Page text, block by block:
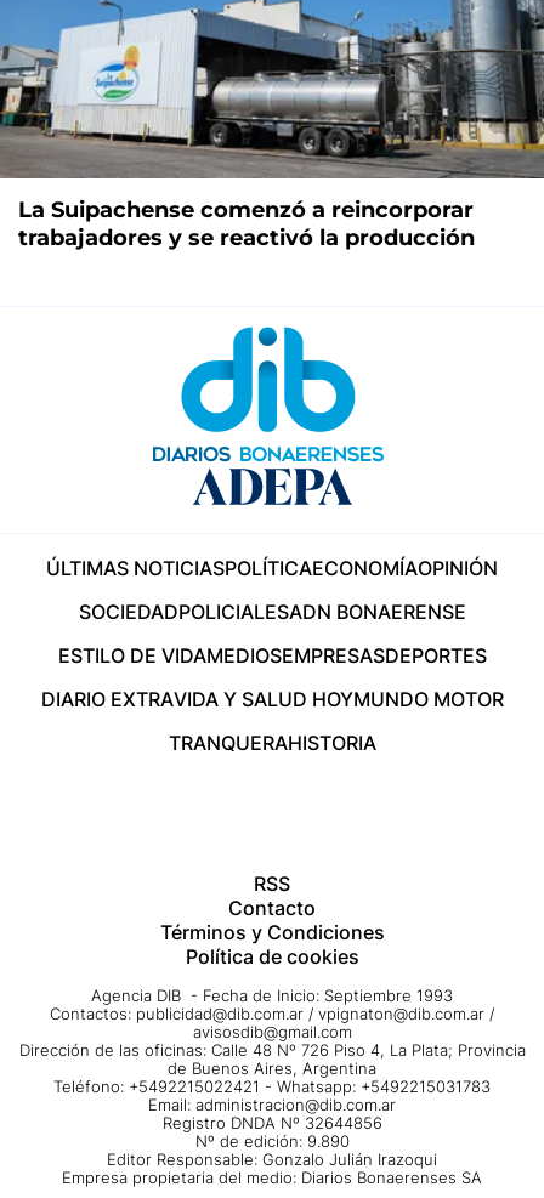
La Suipachense comenzó a reincorporar
trabajadores y se reactivó la producción
ÚLTIMAS NOTICIASPOLÍTICAECONOMÍAOPINIÓN
SOCIEDADPOLICIALESADN BONAERENSE
ESTILO DE VIDAMEDIOSEMPRESASDEPORTES
DIARIO EXTRAVIDA Y SALUD HOYMUNDO MOTOR
TRANQUERAHISTORIA
RSS
Contacto
Términos y Condiciones
Política de cookies
Agencia DIB - Fecha de Inicio: Septiembre 1993
Contactos: publicidad@dib.com.ar / vpignaton@dib.com.ar /
avisosdib@gmail.com
Dirección de las oficinas: Calle 48 Nº 726 Piso 4, La Plata; Provincia
de Buenos Aires, Argentina
Teléfono: +5492215022421 - Whatsapp: +5492215031783
Email: administracion@dib.com.ar
Registro DNDA Nº 32644856
Nº de edición: 9.890
Editor Responsable: Gonzalo Julián Irazoqui
Empresa propietaria del medio: Diarios Bonaerenses SA